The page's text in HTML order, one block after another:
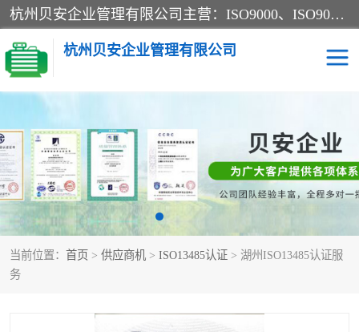
杭州贝安企业管理有限公司主营：ISO9000、ISO9000认证、ISO9001认证、ISO14000认证、ISO14001认证等系列企业认证服务。
杭州贝安企业管理有限公司
当前位置： 首页 > 供应商机 > ISO13485认证 > 湖州ISO13485认证服
务
CE认证 ISO13485认证
SA认证 CCC认证
OHSAS18001认证
45001认证